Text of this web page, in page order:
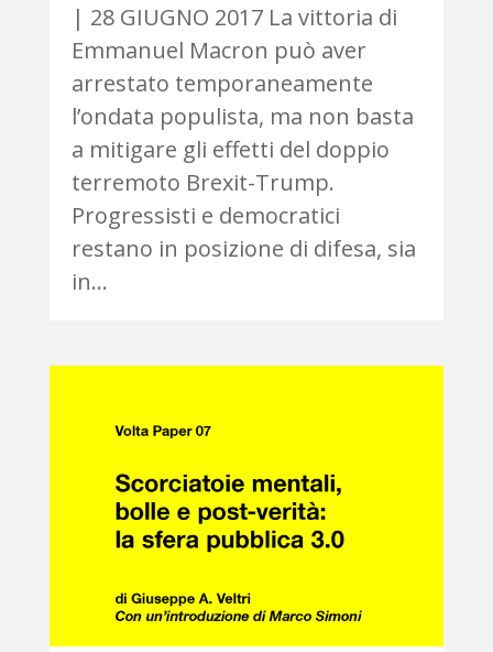
| 28 GIUGNO 2017 La vittoria di
Emmanuel Macron può aver
arrestato temporaneamente
l’ondata populista, ma non basta
a mitigare gli effetti del doppio
terremoto Brexit-Trump.
Progressisti e democratici
restano in posizione di difesa, sia
in...